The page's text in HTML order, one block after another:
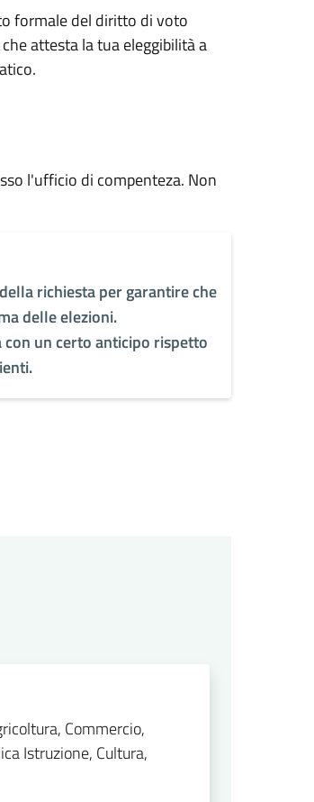
formale del diritto di voto
attesta la tua eleggibilità a
l'ufficio di compenteza. Non
richiesta per garantire che
delle elezioni.
un certo anticipo rispetto
Commercio,
Istruzione, Cultura,